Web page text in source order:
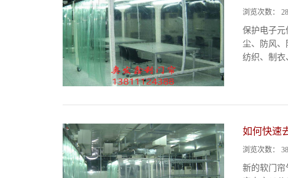
浏览次数：
保护电子元
尘、防风、
纺织、制衣
如何快速
浏览次数：
新的软门帘